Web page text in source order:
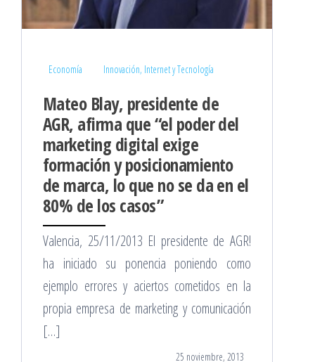
Economía Innovación, Internet y Tecnología
Mateo Blay, presidente de
AGR, afirma que “el poder del
marketing digital exige
formación y posicionamiento
de marca, lo que no se da en el
80% de los casos”
Valencia, 25/11/2013 El presidente de AGR!
ha iniciado su ponencia poniendo como
ejemplo errores y aciertos cometidos en la
propia empresa de marketing y comunicación
[…]
25 noviembre, 2013